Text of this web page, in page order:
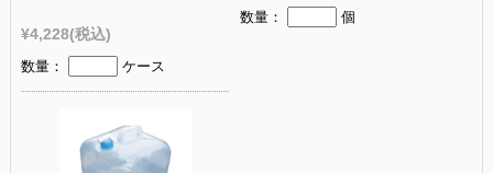
¥4,228(税込)
数量： ケース
数量： 個